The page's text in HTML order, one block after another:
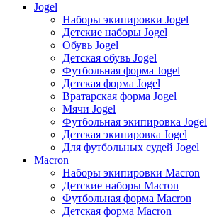
Jogel
Наборы экипировки Jogel
Детские наборы Jogel
Обувь Jogel
Детская обувь Jogel
Футбольная форма Jogel
Детская форма Jogel
Вратарская форма Jogel
Мячи Jogel
Футбольная экипировка Jogel
Детская экипировка Jogel
Для футбольных судей Jogel
Macron
Наборы экипировки Macron
Детские наборы Macron
Футбольная форма Macron
Детская форма Macron